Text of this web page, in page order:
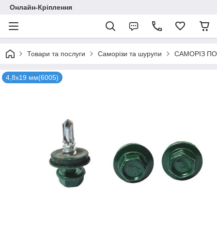
Онлайн-Кріплення
Товари та послуги Саморізи та шурупи САМОРІЗ
4,8х19 мм(6005)